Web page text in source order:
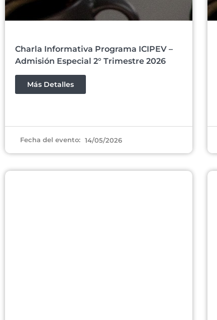
Charla Informativa Programa ICIPEV –
Admisión Especial 2° Trimestre 2026
Más Detalles
Fecha del evento: 14/05/2026